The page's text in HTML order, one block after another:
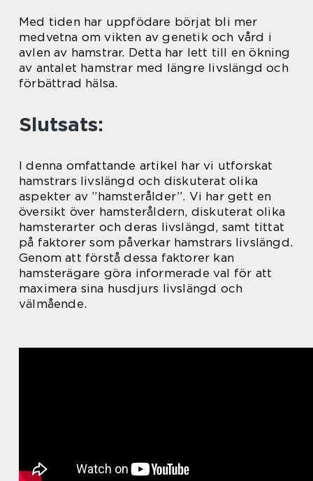
Med tiden har uppfödare börjat bli mer
medvetna om vikten av genetik och vård i
avlen av hamstrar. Detta har lett till en ökning
av antalet hamstrar med längre livslängd och
förbättrad hälsa.
Slutsats:
I denna omfattande artikel har vi utforskat
hamstrars livslängd och diskuterat olika
aspekter av ”hamsterålder”. Vi har gett en
översikt över hamsteråldern, diskuterat olika
hamsterarter och deras livslängd, samt tittat
på faktorer som påverkar hamstrars livslängd.
Genom att förstå dessa faktorer kan
hamsterägare göra informerade val för att
maximera sina husdjurs livslängd och
välmående.